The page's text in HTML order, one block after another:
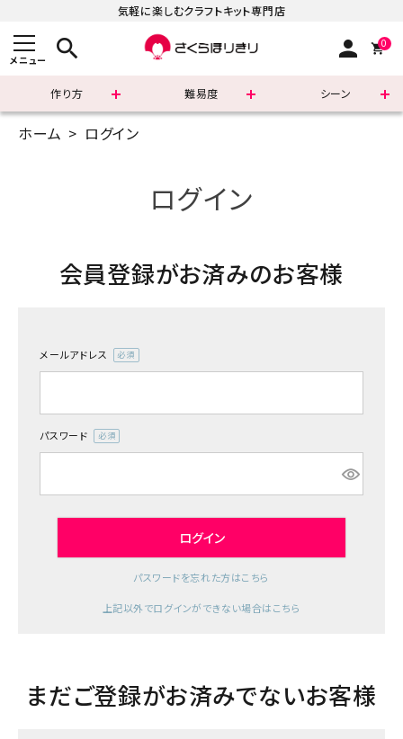
気軽に楽しむクラフトキット専門店
メニュー search person 0
作り方 難易度 シーン
まずはこちら
すべての商品
診断チャート
ジャンルで選ぶ
レビューを見る
コーポレートサイト
介護施設関係の方へ
ACCOUNT MENU
ホーム ログイン
ログイン
会員登録がお済みのお客様
メールアドレス
(必
パスワード
(必
ログイン
パスワードを忘れた方はこちら
上記以外でログインができない場合はこちら
まだご登録がお済みでないお客様